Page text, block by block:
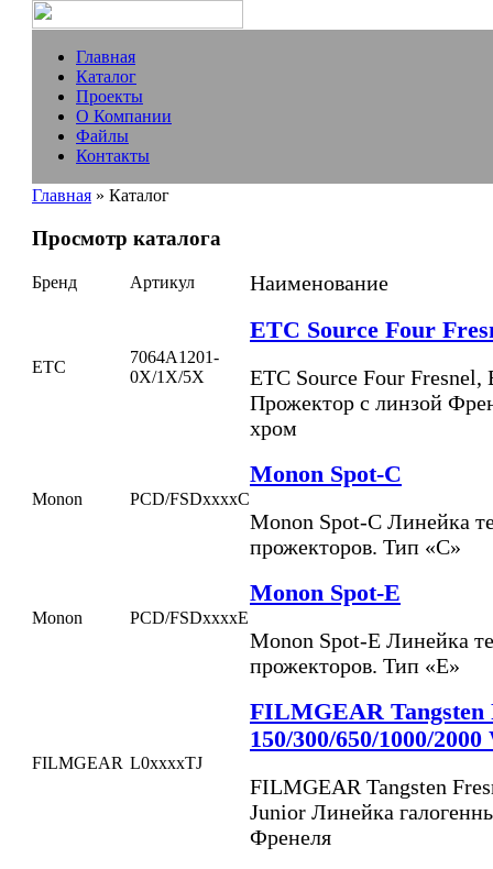
Главная
Каталог
Проекты
О Компании
Файлы
Контакты
Главная » Каталог
Просмотр каталога
Бренд Артикул Наименование
ETC
7064A1201-
0X/1X/5X
ETC Source Four
ETC Source Four
Прожектор с линзой
хром
Monon PCD/FSDxxxxC
Monon Spot-C
Monon Spot-C Линейка
прожекторов. Тип «C»
Monon PCD/FSDxxxxE
Monon Spot-E
Monon Spot-E Линейка
прожекторов. Тип «E»
FILMGEAR L0xxxxTJ
FILMGEAR Tangsten
150/300/650/1000/
FILMGEAR Tangsten
Junior Линейка
Френеля